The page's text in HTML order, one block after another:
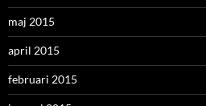
maj 2015
april 2015
februari 2015